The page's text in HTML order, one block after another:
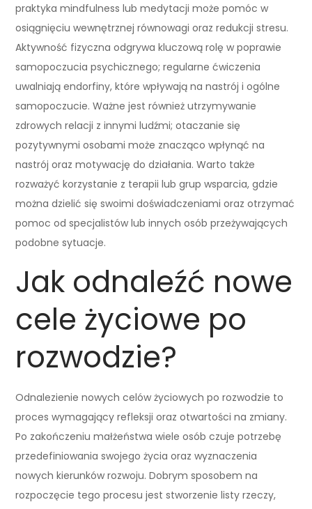
praktyka mindfulness lub medytacji może pomóc w
osiągnięciu wewnętrznej równowagi oraz redukcji stresu.
Aktywność fizyczna odgrywa kluczową rolę w poprawie
samopoczucia psychicznego; regularne ćwiczenia
uwalniają endorfiny, które wpływają na nastrój i ogólne
samopoczucie. Ważne jest również utrzymywanie
zdrowych relacji z innymi ludźmi; otaczanie się
pozytywnymi osobami może znacząco wpłynąć na
nastrój oraz motywację do działania. Warto także
rozważyć korzystanie z terapii lub grup wsparcia, gdzie
można dzielić się swoimi doświadczeniami oraz otrzymać
pomoc od specjalistów lub innych osób przeżywających
podobne sytuacje.
Jak odnaleźć nowe
cele życiowe po
rozwodzie?
Odnalezienie nowych celów życiowych po rozwodzie to
proces wymagający refleksji oraz otwartości na zmiany.
Po zakończeniu małżeństwa wiele osób czuje potrzebę
przedefiniowania swojego życia oraz wyznaczenia
nowych kierunków rozwoju. Dobrym sposobem na
rozpoczęcie tego procesu jest stworzenie listy rzeczy,